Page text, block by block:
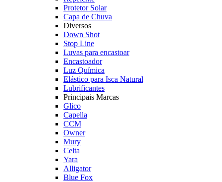
Protetor Solar
Capa de Chuva
Diversos
Down Shot
Stop Line
Luvas para encastoar
Encastoador
Luz Química
Elástico para Isca Natural
Lubrificantes
Principais Marcas
Glico
Capella
CCM
Owner
Mury
Celta
Yara
Alligator
Blue Fox